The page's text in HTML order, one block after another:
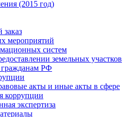
(2015 год)
мероприятий
систем
земельных участков
гражданам РФ
акты и иные акты в сфере
коррупции
экспертиза